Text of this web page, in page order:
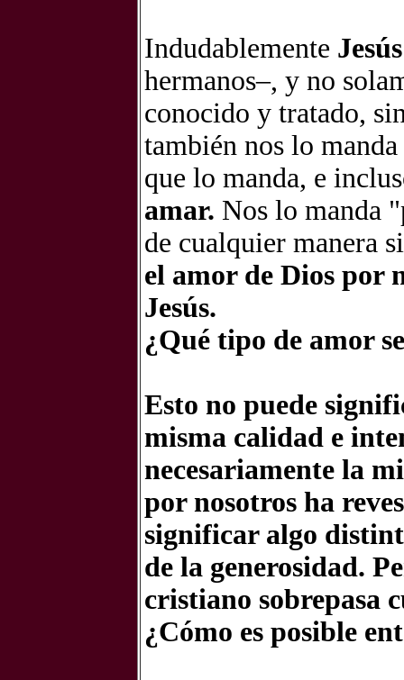
Indudablemente
hermanos–, y no
conocido y tratado,
también nos lo
que lo manda, e
amar. Nos lo manda
de cualquier manera
el amor de Dios por
Jesús.
¿Qué tipo de amor
Esto no puede
misma calidad e
necesariamente la
por nosotros ha
significar algo
de la generosidad.
cristiano sobrepasa
¿Cómo es posible